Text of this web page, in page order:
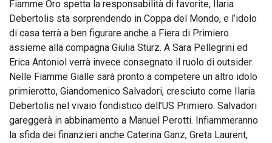
Fiamme Oro spetta la responsabilità di favorite, Ilaria
Debertolis sta sorprendendo in Coppa del Mondo, e l’idolo
di casa terrà a ben figurare anche a Fiera di Primiero
assieme alla compagna Giulia Stürz. A Sara Pellegrini ed
Erica Antoniol verrà invece consegnato il ruolo di outsider.
Nelle Fiamme Gialle sarà pronto a competere un altro idolo
primierotto, Giandomenico Salvadori, cresciuto come Ilaria
Debertolis nel vivaio fondistico dell’US Primiero. Salvadori
gareggerà in abbinamento a Manuel Perotti. Infiammeranno
la sfida dei finanzieri anche Caterina Ganz, Greta Laurent,